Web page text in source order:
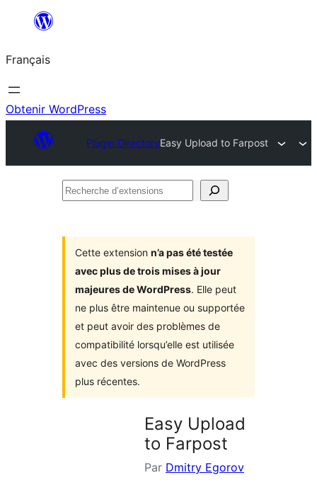
contenu
Français
Obtenir WordPress
Plugin DirectoryEasy Upload to Farpost
Recherche
Cette extension n’a pas été testée
avec plus de trois mises à jour
majeures de WordPress. Elle peut
ne plus être maintenue ou supportée
et peut avoir des problèmes de
compatibilité lorsqu’elle est utilisée
avec des versions de WordPress
plus récentes.
Easy Upload
to Farpost
Par Dmitry Egorov